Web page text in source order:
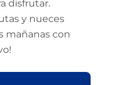
disfrutar.
y nueces
mañanas con